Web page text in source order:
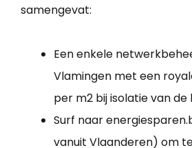
samengevat:
Een enkele
Vlamingen met een
per m2 bij isolatie van de
Surf naar
vanuit Vlaanderen) om